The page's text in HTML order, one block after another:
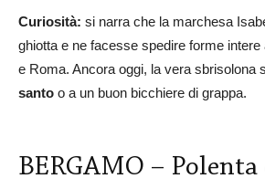
Curiosità: si narra che la marchesa
ghiotta e ne facesse spedire forme
e Roma. Ancora oggi, la vera sbrisolona
santo o a un buon bicchiere di grappa.
BERGAMO – Polenta